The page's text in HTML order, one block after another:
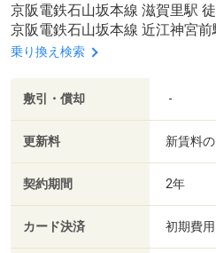
京阪電鉄石山坂本線 滋賀里駅
京阪電鉄石山坂本線 近江神宮
乗り換え検索
敷引・償却 -
更新料 新賃料
契約期間 2年
カード決済 初期費